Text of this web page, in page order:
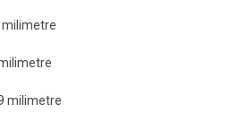
milimetre
milimetre